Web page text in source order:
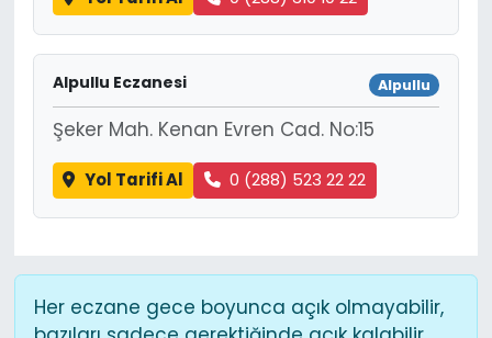
Alpullu Eczanesi Alpullu
Şeker Mah. Kenan Evren Cad. No:15
Yol Tarifi Al 0 (288) 523 22 22
Her eczane gece boyunca açık olmayabilir,